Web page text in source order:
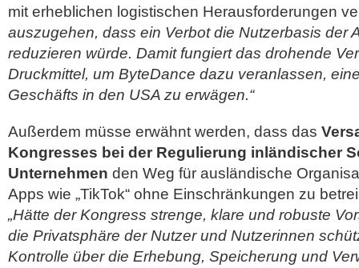
mit erheblichen logistischen Herausforderungen
auszugehen, dass ein Verbot die Nutzerbasis der
reduzieren würde. Damit fungiert das drohende
Druckmittel, um ByteDance dazu veranlassen,
Geschäfts in den USA zu erwägen.“
Außerdem müsse erwähnt werden, dass das
Kongresses bei der Regulierung inländischer
Unternehmen den Weg für ausländische
Apps wie „TikTok“ ohne Einschränkungen zu
„Hätte der Kongress strenge, klare und robuste
die Privatsphäre der Nutzer und Nutzerinnen
Kontrolle über die Erhebung, Speicherung und